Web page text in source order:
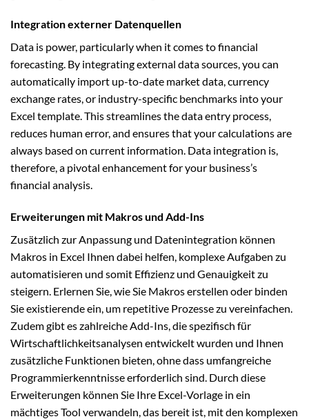
Integration externer Datenquellen
Data is power, particularly when it comes to financial
forecasting. By integrating external data sources, you can
automatically import up-to-date market data, currency
exchange rates, or industry-specific benchmarks into your
Excel template. This streamlines the data entry process,
reduces human error, and ensures that your calculations are
always based on current information. Data integration is,
therefore, a pivotal enhancement for your business’s
financial analysis.
Erweiterungen mit Makros und Add-Ins
Zusätzlich zur Anpassung und Datenintegration können
Makros in Excel Ihnen dabei helfen, komplexe Aufgaben zu
automatisieren und somit Effizienz und Genauigkeit zu
steigern. Erlernen Sie, wie Sie Makros erstellen oder binden
Sie existierende ein, um repetitive Prozesse zu vereinfachen.
Zudem gibt es zahlreiche Add-Ins, die spezifisch für
Wirtschaftlichkeitsanalysen entwickelt wurden und Ihnen
zusätzliche Funktionen bieten, ohne dass umfangreiche
Programmierkenntnisse erforderlich sind. Durch diese
Erweiterungen können Sie Ihre Excel-Vorlage in ein
mächtiges Tool verwandeln, das bereit ist, mit den komplexen